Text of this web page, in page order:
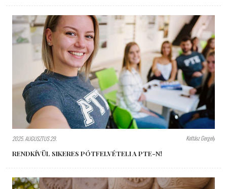
2025. AUGUSZTUS 29. Kottász Gergely
RENDKÍVÜL SIKERES PÓTFELVÉTELI A PTE-N!